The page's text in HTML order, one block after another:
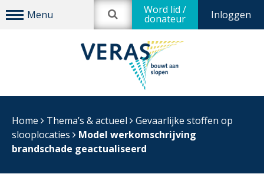
Inloggen
Word lid /
donateur
Home Thema’s & actueel
Gevaarlijke stoffen op
slooplocaties
Model werkomschrijving
brandschade geactualiseerd